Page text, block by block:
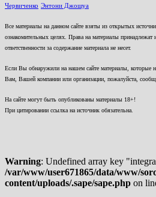
Червиченко Энтони Джошуа
Все материалы на данном сайте взяты из открытых
ознакомительных целях. Права на материалы принадлежат
ответственности за содержание материала не несет.
Если Вы обнаружили на нашем сайте материалы, которые
Вам, Вашей компании или организации, пожалуйста,
На сайте могут быть опубликованы материалы 18+!
При цитировании ссылка на источник обязательна.
Warning: Undefined array key
/var/www/user671865/data/www/
content/uploads/.sape/sape.php on